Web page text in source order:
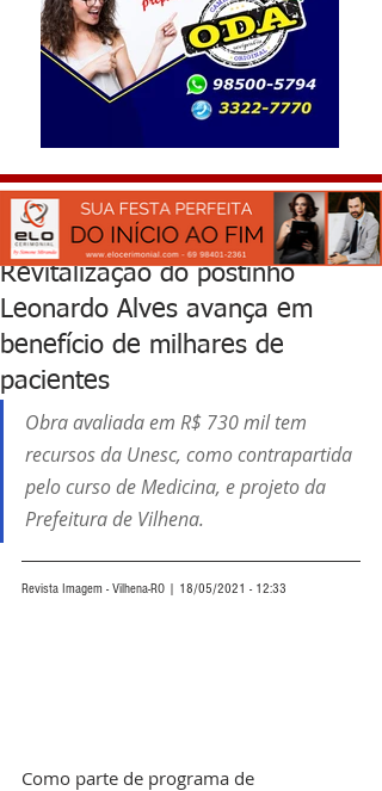
Revitalização do postinho
Leonardo Alves avança em
benefício de milhares de
pacientes
Obra avaliada em R$ 730 mil tem
recursos da Unesc, como contrapartida
pelo curso de Medicina, e projeto da
Prefeitura de Vilhena.
Revista Imagem - Vilhena-RO | 18/05/2021 - 12:33
Como parte de programa de